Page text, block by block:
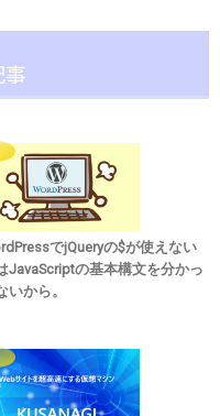
でjQueryの$が使えない
JavaScriptの基本構文を分かっ
いから。